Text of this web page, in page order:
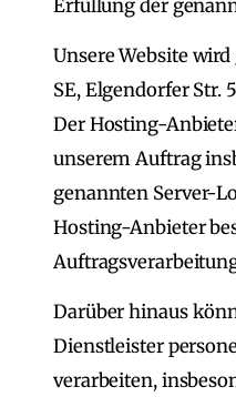
Erfüllung der
Unsere Website
SE, Elgendorfer Str.
Der Hosting-
unserem Auftrag
genannten Server-
Hosting-Anbieter
Darüber hinaus
Dienstleister
verarbeiten,